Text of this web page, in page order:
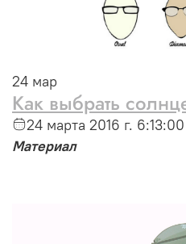
24 мар
Как выбрать
24 марта 2016 г. 6:13:00
Материал